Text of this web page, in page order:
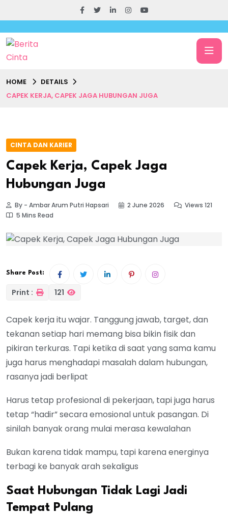
HOME
DETAILS
CAPEK KERJA, CAPEK JAGA HUBUNGAN JUGA
CINTA DAN KARIER
Capek Kerja, Capek Jaga
Hubungan Juga
By - Ambar Arum Putri Hapsari 2 June 2026
Views 121
5 Mins Read
Share Post:
Print : 121
Capek kerja itu wajar. Tanggung jawab, target, dan
tekanan setiap hari memang bisa bikin fisik dan
pikiran terkuras. Tapi ketika di saat yang sama kamu
juga harus menghadapi masalah dalam hubungan,
rasanya jadi berlipat
Harus tetap profesional di pekerjaan, tapi juga harus
tetap “hadir” secara emosional untuk pasangan. Di
sinilah banyak orang mulai merasa kewalahan
Bukan karena tidak mampu, tapi karena energinya
terbagi ke banyak arah sekaligus
Saat Hubungan Tidak Lagi Jadi
Tempat Pulang